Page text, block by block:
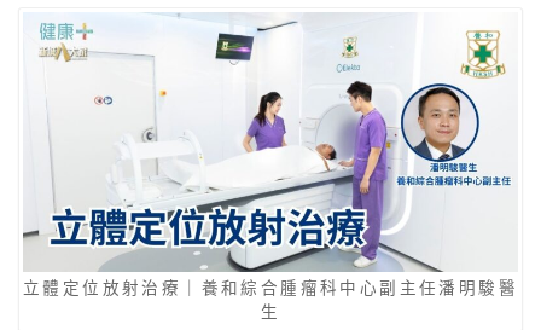
立體定位放射治療｜養和綜合腫瘤科中心副主任潘明駿醫
生